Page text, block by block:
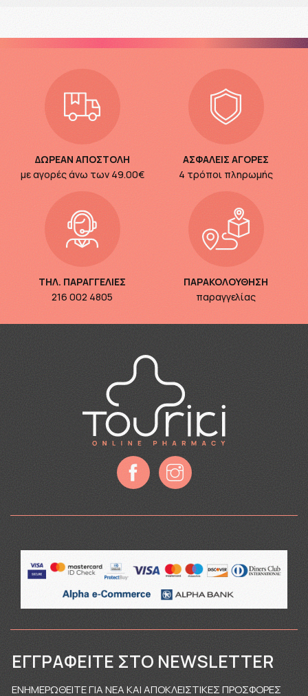
ΔΩΡΕΑΝ ΑΠΟΣΤΟΛΗ
με αγορές άνω των 49.00€
ΑΣΦΑΛΕΙΣ ΑΓΟΡΕΣ
4 τρόποι πληρωμής
ΤΗΛ. ΠΑΡΑΓΓΕΛΙΕΣ
216 002 4805
ΠΑΡΑΚΟΛΟΥΘΗΣΗ
παραγγελίας
ΕΓΓΡΑΦΕΊΤΕ ΣΤΟ NEWSLETTER
ΕΝΗΜΕΡΩΘΕΙΤΕ ΓΙΑ ΝΕΑ ΚΑΙ ΑΠΟΚΛΕΙΣΤΙΚΕΣ ΠΡΟΣΦΟΡΕΣ